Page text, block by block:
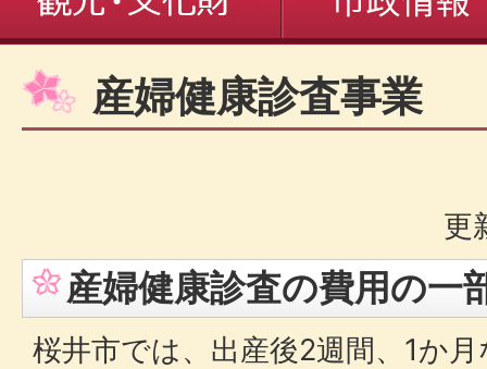
産婦健康診査事業
更
産婦健康診査の費用の一
桜井市では、出産後2週間、1か